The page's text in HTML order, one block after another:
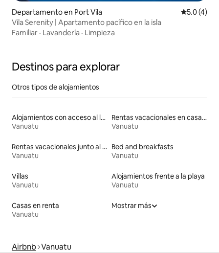
Departamento en Port Vila
5.0 (4)
Vila Serenity | Apartamento pacífico en la isla
Familiar · Lavandería · Limpieza
Destinos para explorar
Otros tipos de alojamientos
Alojamientos con acceso al lago
Vanuatu
Rentas vacacionales en casas de huéspedes
Vanuatu
Rentas vacacionales junto al agua
Vanuatu
Bed and breakfasts
Vanuatu
Villas
Vanuatu
Alojamientos frente a la playa
Vanuatu
Casas en renta
Vanuatu
Mostrar más
Airbnb Vanuatu